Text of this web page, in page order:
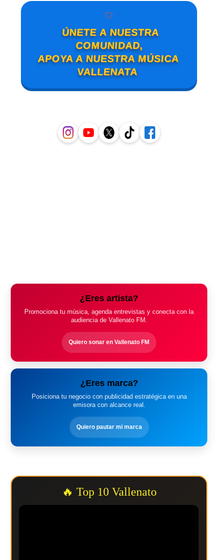
🤍
ÚNETE A NUESTRA
COMUNIDAD,
APOYA A NUESTRA MÚSICA
VALLENATA
¿Eres artista?
Promociona tu música, agenda entrevistas y conecta con la
audiencia de Vallenato FM.
Quiero sonar en Vallenato FM
¿Eres marca?
Posiciona tu negocio con publicidad estratégica en una
emisora con alcance real.
Quiero pautar mi marca
🔥 Top 10 Vallenato